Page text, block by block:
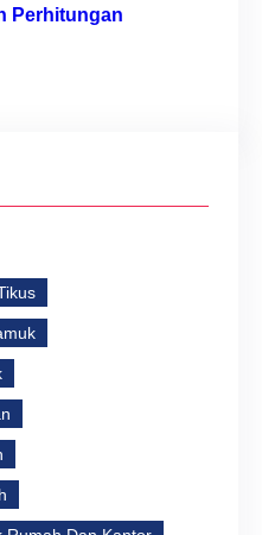
Perhitungan